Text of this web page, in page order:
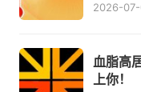
2026-
血脂高
上你！